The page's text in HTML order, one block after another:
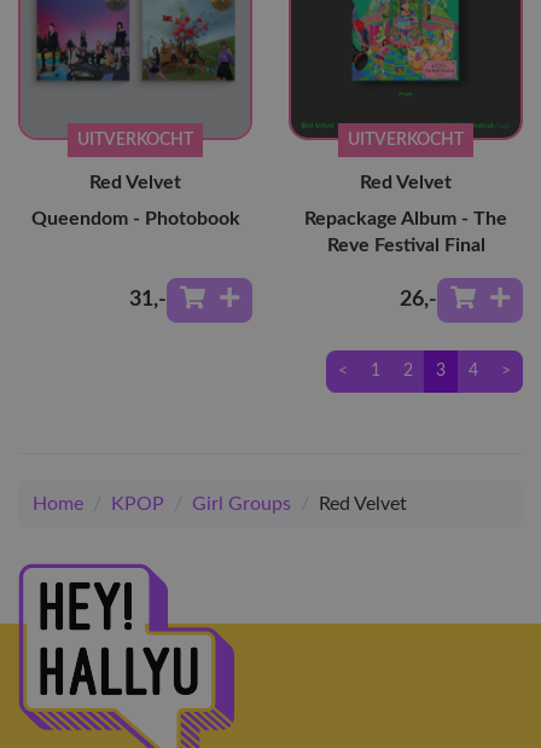
UITVERKOCHT
Red Velvet
Queendom - Photobook
31,-
UITVERKOCHT
Red Velvet
Repackage Album - The
Reve Festival Final
26,-
< 1 2 3 4 >
Home / KPOP / Girl Groups / Red Velvet